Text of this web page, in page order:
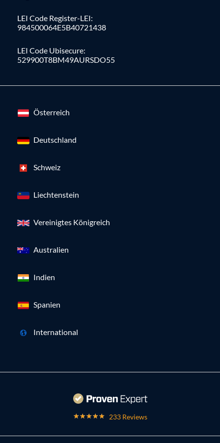
LEI Code Register-LEI:
984500064E5B40721438
LEI Code Ubisecure:
529900T8BM49AURSDO55
Österreich
Deutschland
Schweiz
Liechtenstein
Vereinigtes Königreich
Australien
Indien
Spanien
International
233 Reviews